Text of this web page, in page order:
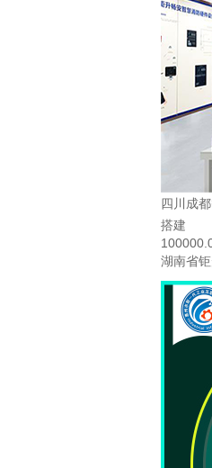
四川成
搭建
湖南省